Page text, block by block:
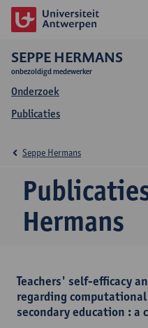
SEPPE HERMANS
onbezoldigd medewerker
Onderzoek
Publicaties
Hermans
Seppe Hermans
Teachers' self-efficacy
regarding
secondary education : a